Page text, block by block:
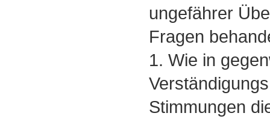
ungefährer
Fragen
1. Wie in
Stimmungen